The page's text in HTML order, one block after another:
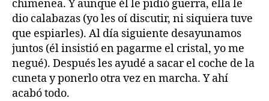
chimenea. Y aunque él le pidió guerra, ella le
dio calabazas (yo les oí discutir, ni siquiera tuve
que espiarles). Al día siguiente desayunamos
juntos (él insistió en pagarme el cristal, yo me
negué). Después les ayudé a sacar el coche de la
cuneta y ponerlo otra vez en marcha. Y ahí
acabó todo.